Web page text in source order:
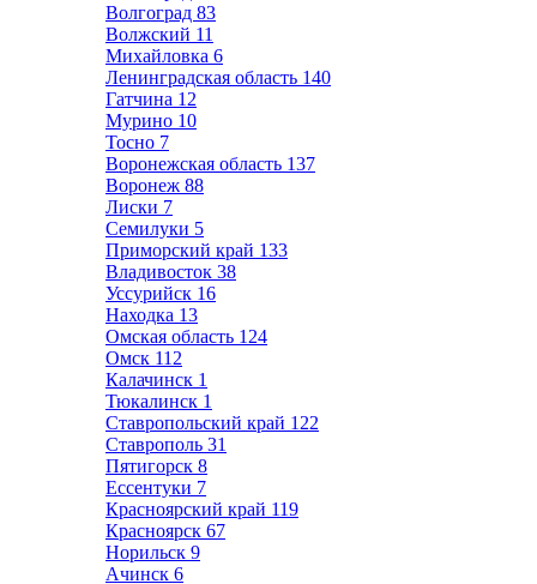
Волгоград 83
Волжский 11
Михайловка 6
Ленинградская область 140
Гатчина 12
Мурино 10
Тосно 7
Воронежская область 137
Воронеж 88
Лиски 7
Семилуки 5
Приморский край 133
Владивосток 38
Уссурийск 16
Находка 13
Омская область 124
Омск 112
Калачинск 1
Тюкалинск 1
Ставропольский край 122
Ставрополь 31
Пятигорск 8
Ессентуки 7
Красноярский край 119
Красноярск 67
Норильск 9
Ачинск 6